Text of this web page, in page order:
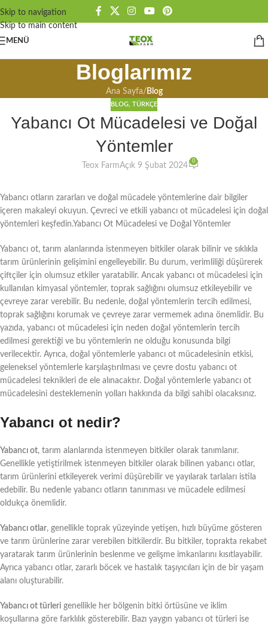
Skip to navigation
Skip to main content
MENÜ
Bloglarımız
Ana Sayfa/ Blog
BLOG TÜRKÇE
Yabancı Ot Mücadelesi ve Doğal
Yöntemler
Teox FarmAçık 9 Şubat 2024
0
Yabancı otların zararları ve doğal mücadele yöntemlerine dair bilgiler
içeren makaleyi okuyun. Çevreci ve etkili yabancı ot mücadelesi için doğal
yöntemleri keşfedin.Yabancı Ot Mücadelesi ve Doğal Yöntemler
Yabancı ot, tarım alanlarında istenmeyen bitkiler olarak bilinir ve sıklıkla
tarım ürünlerinin gelişimini engelleyebilir. Bu durum, verimliliği düşürerek
çiftçiler için olumsuz etkiler yaratabilir. Ancak yabancı ot mücadelesi için
kullanılan kimyasal yöntemler, toprak sağlığını olumsuz etkileyebilir ve
çevreye zarar verebilir. Bu nedenle, doğal yöntemlerin tercih edilmesi,
toprak sağlığını korumak ve çevreye zarar vermemek adına önemlidir. Bu
yazıda, yabancı ot mücadelesi için neden doğal yöntemlerin tercih
edilmesi gerektiği ve bu yöntemlerin ne olduğu konusunda bilgi
verilecektir. Ayrıca, doğal yöntemlerle yabancı ot mücadelesinin etkisi,
geleneksel yöntemlerle karşılaştırılması ve çevre dostu yabancı ot
mücadelesi teknikleri de ele alınacaktır. Doğal yöntemlerle yabancı ot
mücadelesini desteklemenin yolları hakkında da bilgi sahibi olacaksınız.
Yabancı ot nedir?
Yabancı ot, tarım alanlarında istenmeyen bitkiler olarak tanımlanır.
Genellikle yetiştirilmek istenmeyen bitkiler olarak bilinen yabancı otlar,
tarım ürünlerini etkileyerek verimi düşürebilir ve yayılarak tarlaları istila
edebilir. Bu nedenle yabancı otların tanınması ve mücadele edilmesi
oldukça önemlidir.
Yabancı otlar, genellikle toprak yüzeyinde yetişen, hızlı büyüme gösteren
ve tarım ürünlerine zarar verebilen bitkilerdir. Bu bitkiler, toprakta rekabet
yaratarak tarım ürünlerinin beslenme ve gelişme imkanlarını kısıtlayabilir.
Ayrıca yabancı otlar, zararlı böcek ve hastalık taşıyıcıları için de bir yaşam
alanı oluşturabilir.
Yabancı ot türleri genellikle her bölgenin bitki örtüsüne ve iklim
koşullarına göre farklılık gösterebilir. Bazı yaygın yabancı ot türleri ise